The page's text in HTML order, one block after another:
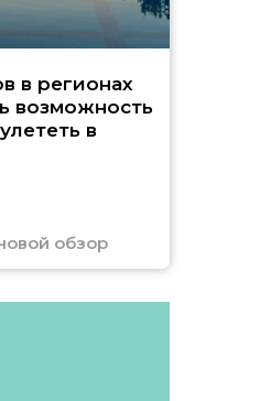
в регионах
возможность
в
обзор